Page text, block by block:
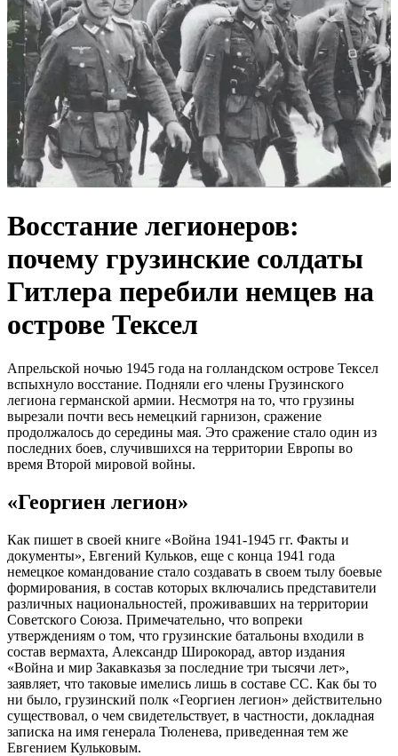
Восстание легионеров:
почему грузинские солдаты
Гитлера перебили немцев на
острове Тексел
Апрельской ночью 1945 года на голландском острове Тексел
вспыхнуло восстание. Подняли его члены Грузинского
легиона германской армии. Несмотря на то, что грузины
вырезали почти весь немецкий гарнизон, сражение
продолжалось до середины мая. Это сражение стало один из
последних боев, случившихся на территории Европы во
время Второй мировой войны.
«Георгиен легион»
Как пишет в своей книге «Война 1941-1945 гг. Факты и
документы», Евгений Кульков, еще с конца 1941 года
немецкое командование стало создавать в своем тылу боевые
формирования, в состав которых включались представители
различных национальностей, проживавших на территории
Советского Союза. Примечательно, что вопреки
утверждениям о том, что грузинские батальоны входили в
состав вермахта, Александр Широкорад, автор издания
«Война и мир Закавказья за последние три тысячи лет»,
заявляет, что таковые имелись лишь в составе СС. Как бы то
ни было, грузинский полк «Георгиен легион» действительно
существовал, о чем свидетельствует, в частности, докладная
записка на имя генерала Тюленева, приведенная тем же
Евгением Кульковым.